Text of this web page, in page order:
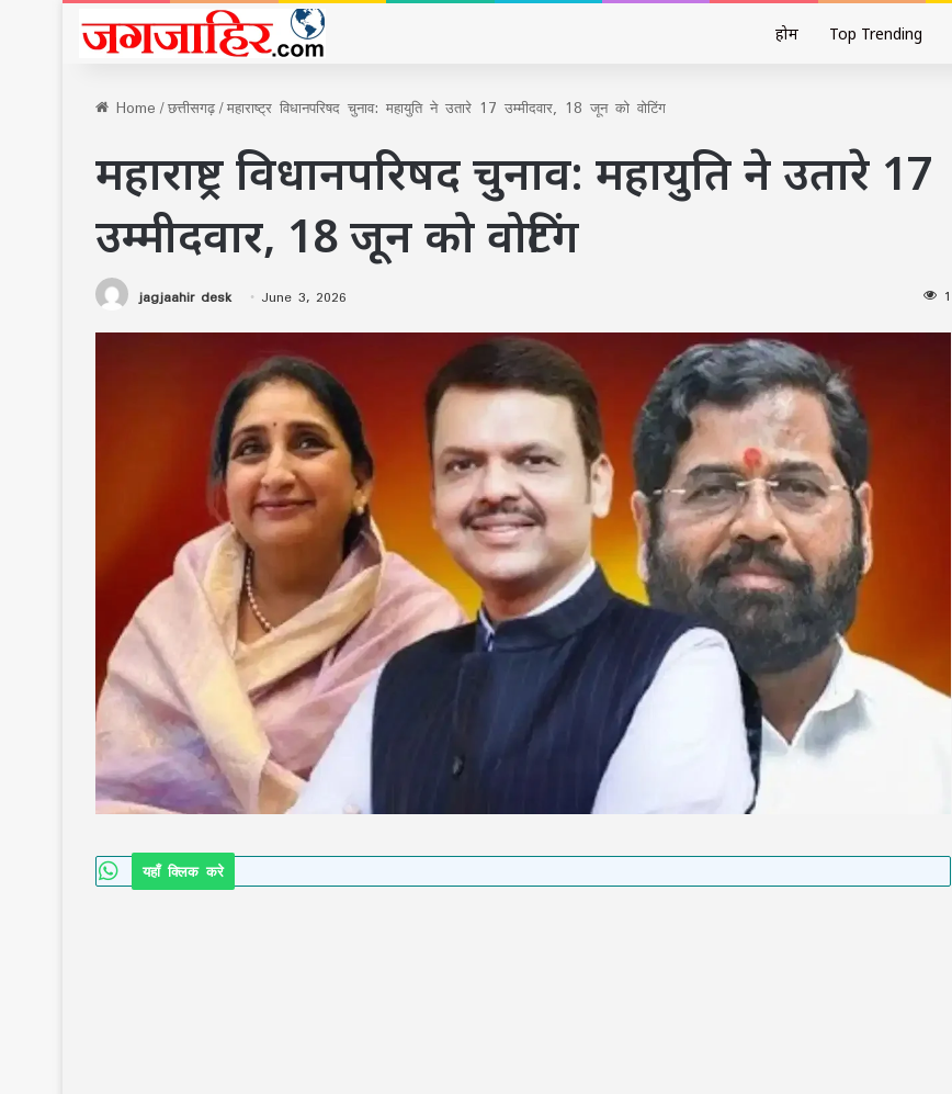
होम Top Trending
Home/छत्तीसगढ़/महाराष्ट्र विधानपरिषद चुनाव: महायुति ने उतारे 17 उम्मीदवार, 18 जून को वोटिंग
महाराष्ट्र विधानपरिषद चुनाव: महायुति ने उतारे 17
उम्मीदवार, 18 जून को वोटिंग
jagjaahir desk June 3, 2026 1
यहाँ क्लिक करे